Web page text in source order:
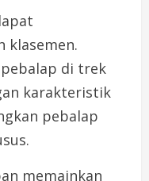
klasemen.
di trek
karakteristik
pebalap
memainkan